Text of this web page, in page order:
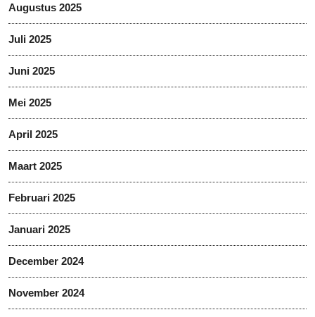
Augustus 2025
Juli 2025
Juni 2025
Mei 2025
April 2025
Maart 2025
Februari 2025
Januari 2025
December 2024
November 2024